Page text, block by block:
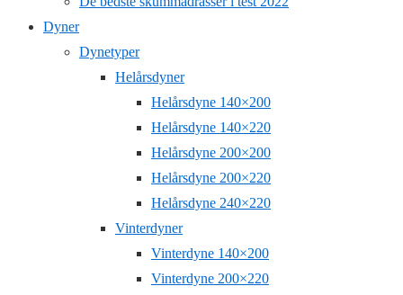
Dyner
Dynetyper
Helårsdyner
Helårsdyne 140×200
Helårsdyne 140×220
Helårsdyne 200×200
Helårsdyne 200×220
Helårsdyne 240×220
Vinterdyner
Vinterdyne 140×200
Vinterdyne 200×220